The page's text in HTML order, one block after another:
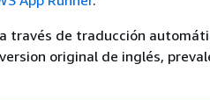
través de traducción
original de inglés,